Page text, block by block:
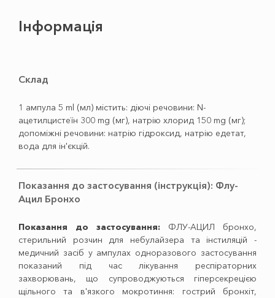
Інформація
Склад
1 ампула 5 ml (мл) містить: діючі речовини: N-
ацетилцистеїн 300 mg (мг), натрію хлорид 150 mg (мг);
допоміжні речовини: натрію гідроксид, натрію едетат,
вода для ін'єкцій.
Показання до застосування (інструкція): Флу-
Ацил Бронхо
Показання до застосування: ФЛУ-АЦИЛ бронхо,
стерильний розчин для небулайзера та інстиляцій -
медичний засіб у ампулах одноразового застосування
показаний під час лікування респіраторних
захворювань, що супроводжуються гіперсекрецією
щільного та в'язкого мокротиння: гострий бронхіт,